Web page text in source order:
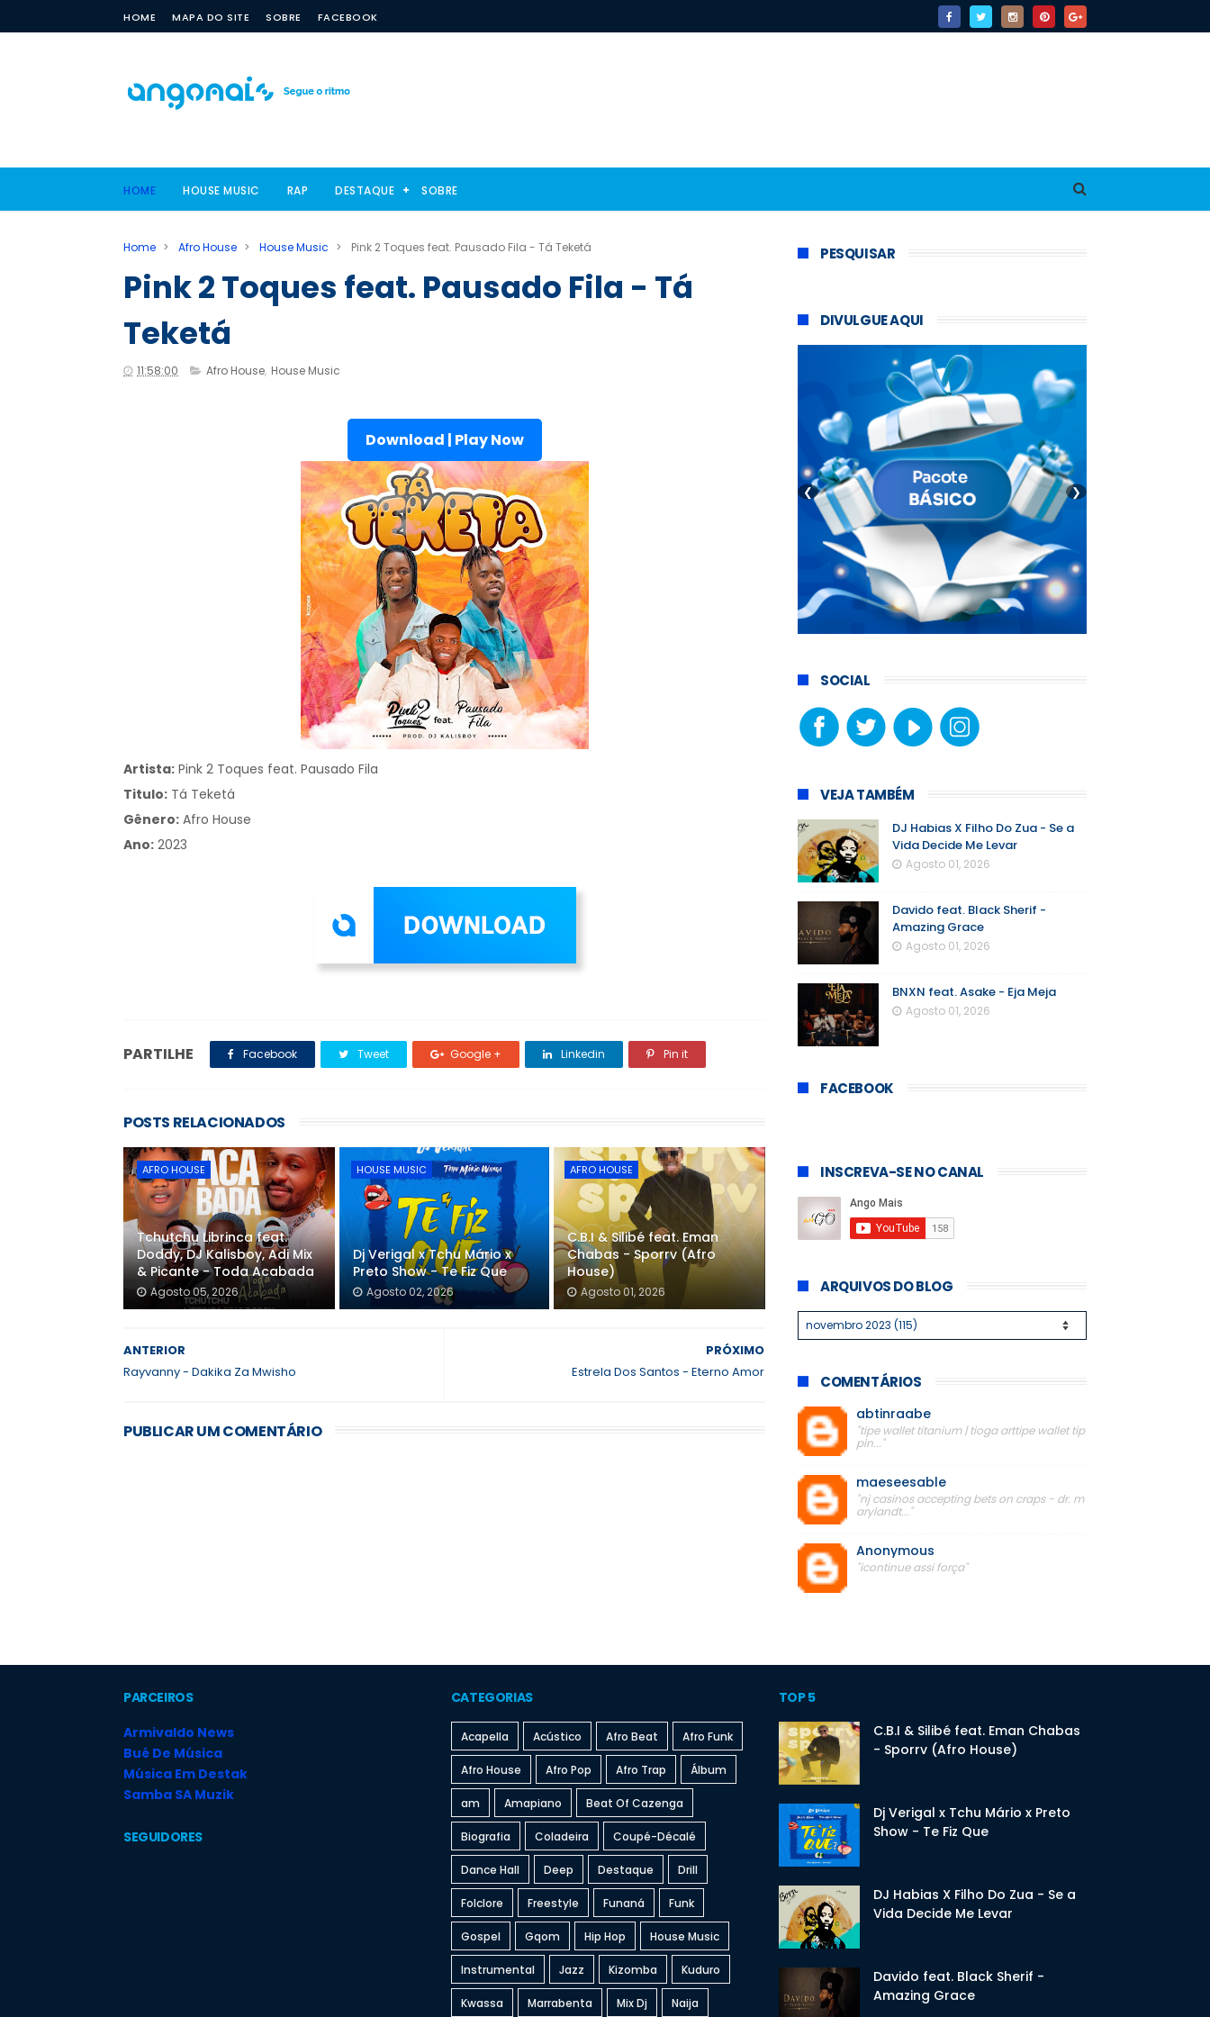
HOME MAPA DO SITE SOBRE FACEBOOK
HOME HOUSE MUSIC RAP DESTAQUE SOBRE
Home > Afro House > House Music > Pink 2 Toques feat. Pausado Fila - Tá Teketá
Pink 2 Toques feat. Pausado Fila - Tá
Teketá
11:58:00 Afro House, House Music
Download | Play Now
Artista: Pink 2 Toques feat. Pausado Fila
Titulo: Tá Teketá
Gênero: Afro House
Ano: 2023
PARTILHE Facebook Tweet Google + Linkedin Pin it
POSTS RELACIONADOS
AFRO HOUSE
Tchutchu Librinca feat.
Doddy, DJ Kalisboy, Adi Mix
& Picante - Toda Acabada
Agosto 05, 2026
HOUSE MUSIC
Dj Verigal x Tchu Mário x
Preto Show - Te Fiz Que
Agosto 02, 2026
AFRO HOUSE
C.B.I & Silibé feat. Eman
Chabas - Sporrv (Afro
House)
Agosto 01, 2026
PRÓXIMO
Estrela Dos Santos - Eterno Amor
ANTERIOR
Rayvanny - Dakika Za Mwisho
PUBLICAR UM COMENTÁRIO
PESQUISAR
DIVULGUE AQUI
❮ ❯
SOCIAL
VEJA TAMBÉM
DJ Habias X Filho Do Zua - Se a
Vida Decide Me Levar
Agosto 01, 2026
Davido feat. Black Sherif -
Amazing Grace
Agosto 01, 2026
BNXN feat. Asake - Eja Meja
Agosto 01, 2026
FACEBOOK
INSCREVA-SE NO CANAL
ARQUIVOS DO BLOG
COMENTÁRIOS
abtinraabe
"tipe wallet titanium | tioga arttipe wallet tip
pin..."
maeseesable
"nj casinos accepting bets on craps - dr. m
arylandt..."
Anonymous
"icontinue assi força"
PARCEIROS
Armivaldo News
Bué De Música
Música Em Destak
Samba SA Muzik
SEGUIDORES
CATEGORIAS
Acapella Acústico Afro Beat Afro Funk
Afro House Afro Pop Afro Trap Álbum
am Amapiano Beat Of Cazenga
Biografia Coladeira Coupé-Décalé
Dance Hall Deep Destaque Drill
Folclore Freestyle Funaná Funk
Gospel Gqom Hip Hop House Music
Instrumental Jazz Kizomba Kuduro
Kwassa Marrabenta Mix Dj Naija
TOP 5
C.B.I & Silibé feat. Eman Chabas
- Sporrv (Afro House)
Dj Verigal x Tchu Mário x Preto
Show - Te Fiz Que
DJ Habias X Filho Do Zua - Se a
Vida Decide Me Levar
Davido feat. Black Sherif -
Amazing Grace